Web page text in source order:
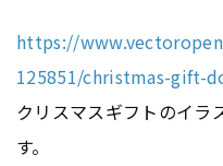
https://
125851/christmas-gift-
クリスマスギフトのイラ
す。